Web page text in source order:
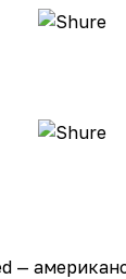
—